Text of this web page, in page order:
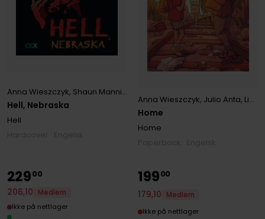
Hell, Nebraska
Anna Wieszczyk, Shaun Manning
Hell
Home
Anna Wieszczyk, Julio Anta, Lisa Sterle
Home
22900
206,10
Medlem
Ikke på nettlager
19900
179,10
Medlem
Ikke på nettlager